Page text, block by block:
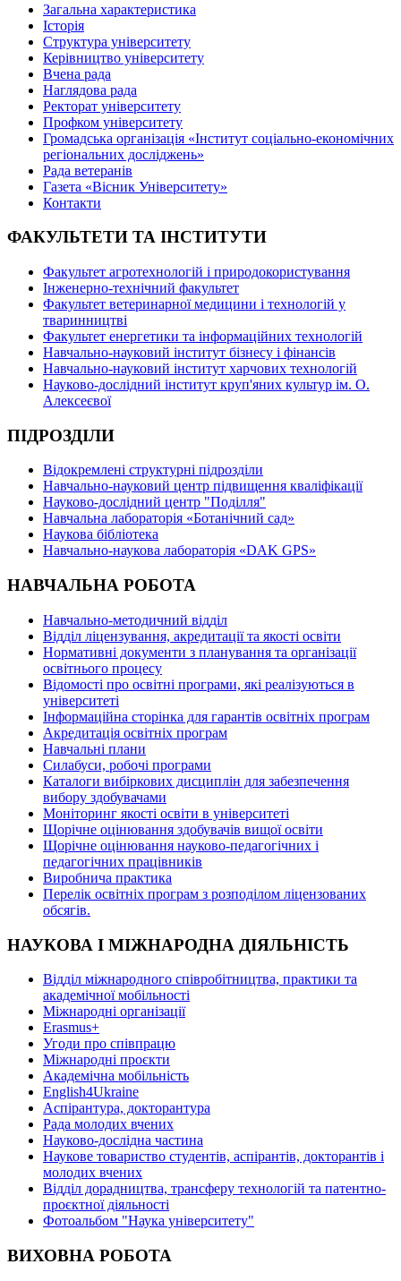
Загальна характеристика
Історія
Структура університету
Керівництво університету
Вчена рада
Наглядова рада
Ректорат університету
Профком університету
Громадська організація «Інститут соціально-економічних
регіональних досліджень»
Рада ветеранів
Газета «Вісник Університету»
Контакти
ФАКУЛЬТЕТИ ТА ІНСТИТУТИ
Факультет агротехнологій і природокористування
Інженерно-технічний факультет
Факультет ветеринарної медицини і технологій у
тваринництві
Факультет енергетики та інформаційних технологій
Навчально-науковий інститут бізнесу і фінансів
Навчально-науковий інститут харчових технологій
Науково-дослідний інститут круп'яних культур ім. О.
Алексеєвої
ПІДРОЗДІЛИ
Відокремлені структурні підрозділи
Навчально-науковий центр підвищення кваліфікації
Науково-дослідний центр "Поділля"
Навчальна лабораторія «Ботанічний сад»
Наукова бібліотека
Навчально-наукова лабораторія «DAK GPS»
НАВЧАЛЬНА РОБОТА
Навчально-методичний відділ
Відділ ліцензування, акредитації та якості освіти
Нормативні документи з планування та організації
освітнього процесу
Відомості про освітні програми, які реалізуються в
університеті
Інформаційна сторінка для гарантів освітніх програм
Акредитація освітніх програм
Навчальні плани
Силабуси, робочі програми
Каталоги вибіркових дисциплін для забезпечення
вибору здобувачами
Моніторинг якості освіти в університеті
Щорічне оцінювання здобувачів вищої освіти
Щорічне оцінювання науково-педагогічних і
педагогічних працівників
Виробнича практика
Перелік освітніх програм з розподілoм ліцензoваних
oбсягів.
НАУКОВА І МІЖНАРОДНА ДІЯЛЬНІСТЬ
Відділ міжнародного співробітництва, практики та
академічної мобільності
Міжнародні організації
Erasmus+
Угоди про співпрацю
Міжнародні проєкти
Академічна мобільність
English4Ukraine
Аспірантура, докторантура
Рада молодих вчених
Науково-дослідна частина
Наукове товариство студентів, аспірантів, докторантів і
молодих вчених
Відділ дорадництва, трансферу технологій та патентно-
проєктної діяльності
Фотоальбом "Наука університету"
ВИХОВНА РОБОТА